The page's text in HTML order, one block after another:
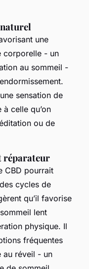
une
corporelle - un
au sommeil -
sensation de
celle qu’on
ou de
réparateur
CBD pourrait
cycles de
qu’il favorise
lent
physique. Il
fréquentes
au réveil - un